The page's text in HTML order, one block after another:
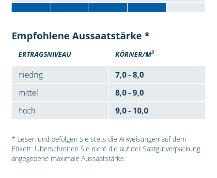
Empfohlene Aussaatstärke *
ERTRAGSNIVEAU KÖRNER/M2
niedrig
7,0 - 8,0
mittel
8,0 - 9,0
hoch
9,0 - 10,0
* Lesen und befolgen Sie stets die Anweisungen auf dem
Etikett. Überschreiten Sie nicht die auf der Saatgutverpackung
angegebene maximale Aussaatstärke.